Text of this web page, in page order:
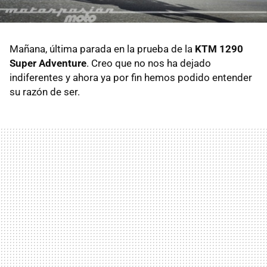
Mañana, última parada en la prueba de la KTM 1290
Super Adventure. Creo que no nos ha dejado
indiferentes y ahora ya por fin hemos podido entender
su razón de ser.